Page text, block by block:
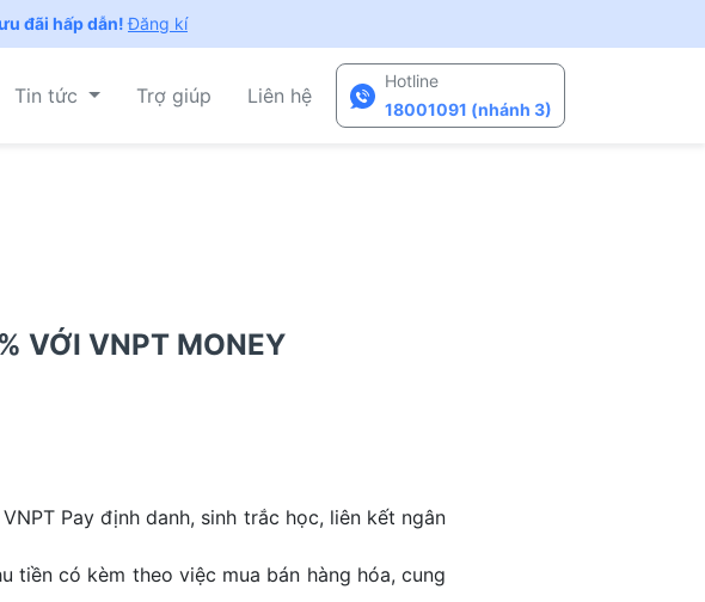
đãi hấp dẫn!Đăng kí
Tin tức Trợ giúp Liên hệ
Hotline
18001091 (nhánh 3)
VỚI VNPT MONEY
Pay định danh, sinh trắc học, liên kết ngân
tiền có kèm theo việc mua bán hàng hóa, cung